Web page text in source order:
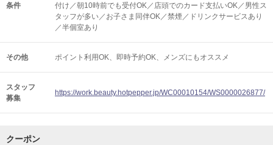
条件
付け／朝10時前でも受付OK／店頭でのカード支払いOK／男性ス
タッフが多い／お子さま同伴OK／禁煙／ドリンクサービスあり
／半個室あり
その他 ポイント利用OK 即時予約OK メンズにもオススメ
スタッフ
募集
https://work.beauty.hotpepper.jp/WC00010154/WS0000026877/
クーポン